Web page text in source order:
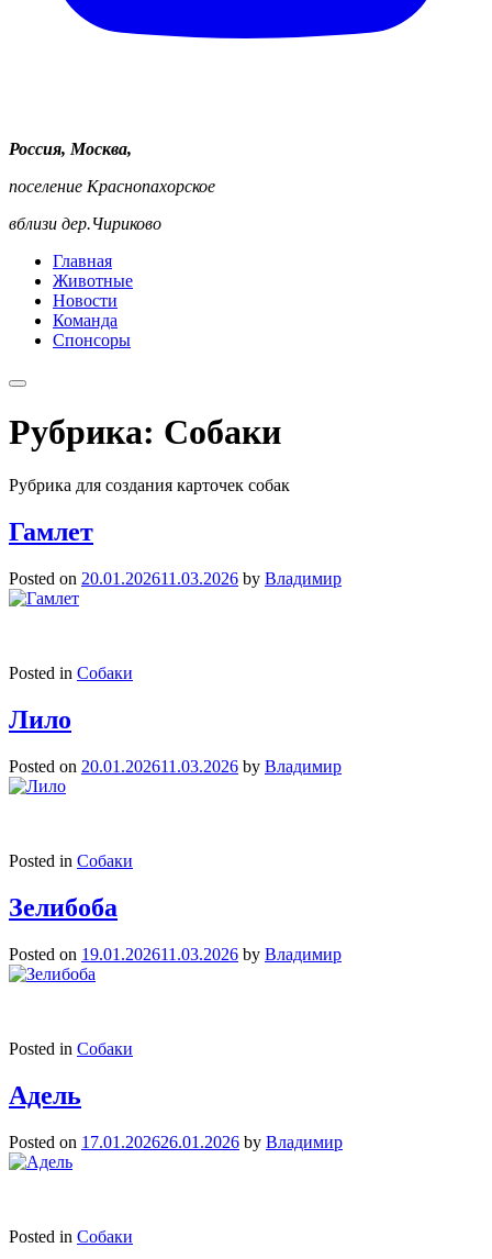
Россия, Москва,
поселение Краснопахорское
вблизи дер.Чириково
Главная
Животные
Новости
Команда
Спонсоры
Рубрика: Собаки
Рубрика для создания карточек собак
Гамлет
Posted on 20.01.202611.03.2026 by Владимир
Posted in Собаки
Лило
Posted on 20.01.202611.03.2026 by Владимир
Posted in Собаки
Зелибоба
Posted on 19.01.202611.03.2026 by Владимир
Posted in Собаки
Адель
Posted on 17.01.202626.01.2026 by Владимир
Posted in Собаки